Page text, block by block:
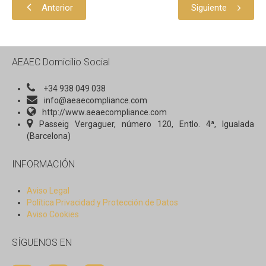
Revista AEAEC: N. 1: Julio 2016
Decálogo Etico AEAEC
Anterior Siguiente
AEAEC Domicilio Social
+34 938 049 038
info@aeaecompliance.com
http://www.aeaecompliance.com
Passeig Vergaguer, número 120, Entlo. 4ª, Igualada
(Barcelona)
INFORMACIÓN
Aviso Legal
Política Privacidad y Protección de Datos
Aviso Cookies
SÍGUENOS EN